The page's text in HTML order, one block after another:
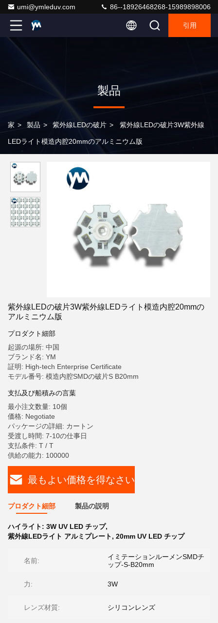
umi@ymleduv.com 86--18926468268-15989898006
引用
製品
家 > 製品 > 紫外線LEDの破片 > 紫外線LEDの破片3W紫外線
LEDライト模造内腔20mmのアルミニウム版
紫外線LEDの破片3W紫外線LEDライト模造内腔20mmの
アルミニウム版
プロダクト細部
起源の場所: 中国
ブランド名: YM
証明: High-tech Enterprise Certificate
モデル番号: 模造内腔SMDの破片S B20mm
支払及び船積みの言葉
最小注文数量: 10個
価格: Negotiate
パッケージの詳細: カートン
受渡し時間: 7-10の仕事日
支払条件: T / T
供給の能力: 100000
最もよい価格を得なさい
プロダクト細部 製品の説明
ハイライト: 3W UV LED チップ,
紫外線LEDライト アルミプレート, 20mm UV LED チップ
名前:
イミテーションルーメンSMDチ
ップ-S-B20mm
力: 3W
レンズ材質: シリコンレンズ